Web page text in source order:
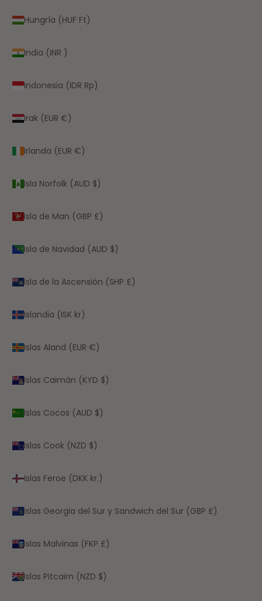
Hungría (HUF Ft)
India (INR ₹)
Indonesia (IDR Rp)
Irak (EUR €)
Irlanda (EUR €)
Isla Norfolk (AUD $)
Isla de Man (GBP £)
Isla de Navidad (AUD $)
Isla de la Ascensión (SHP £)
Islandia (ISK kr)
Islas Aland (EUR €)
Islas Caimán (KYD $)
Islas Cocos (AUD $)
Islas Cook (NZD $)
Islas Feroe (DKK kr.)
Islas Georgia del Sur y Sandwich del Sur (GBP £)
Islas Malvinas (FKP £)
Islas Pitcairn (NZD $)